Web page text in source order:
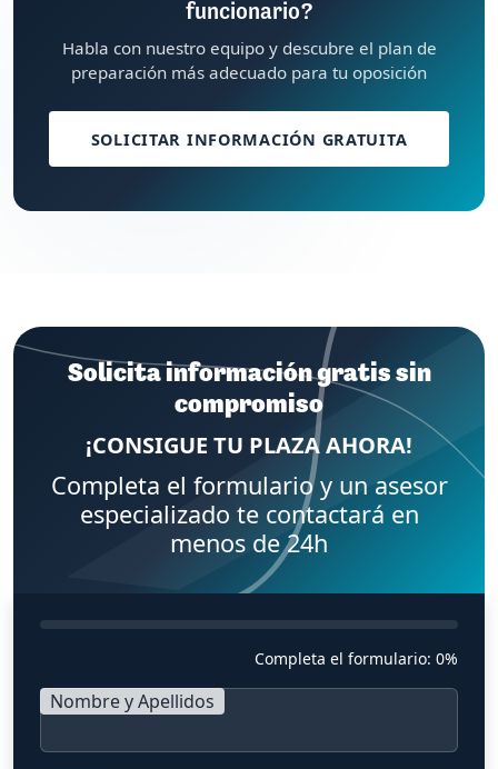
funcionario?
Habla con nuestro equipo y descubre el plan de
preparación más adecuado para tu oposición
SOLICITAR INFORMACIÓN GRATUITA
Solicita información gratis sin
compromiso
¡CONSIGUE TU PLAZA AHORA!
Completa el formulario y un asesor
especializado te contactará en
menos de 24h
Completa el formulario: 0%
Nombre y Apellidos